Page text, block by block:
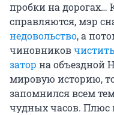
пробки на
справляются, мэр
недовольство, а
чиновников
затор на объездной
мировую историю,
запомнился всем
чудных часов. Плюс